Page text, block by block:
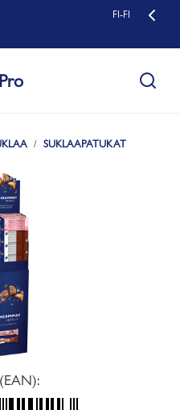
FI-FI
SUKLAAPATUKAT